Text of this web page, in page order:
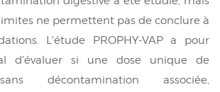
ne permettent pas de conclure à
L'étude PROPHY-VAP a pour
d'évaluer si une dose unique de
décontamination associée,